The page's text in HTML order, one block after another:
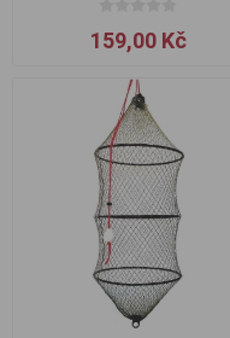
159,00 Kč